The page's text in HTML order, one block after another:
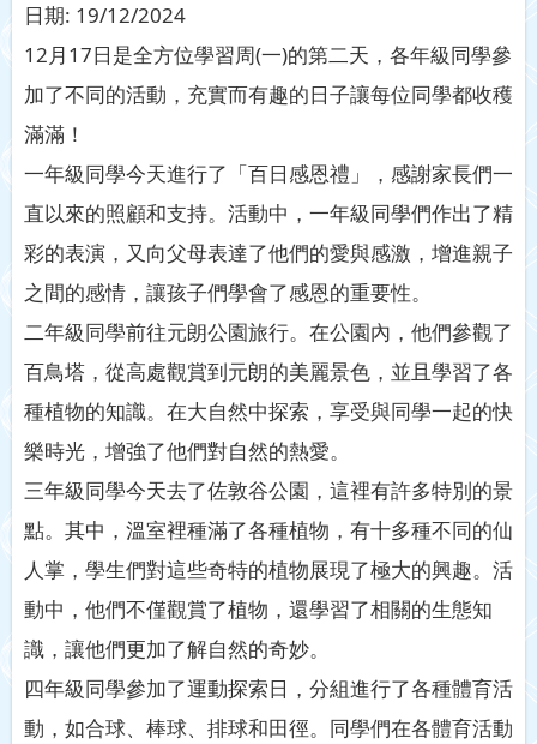
日期: 19/12/2024
12月17日是全方位學習周(一)的第二天，各年級同學參
加了不同的活動，充實而有趣的日子讓每位同學都收穫
滿滿！
一年級同學今天進行了「百日感恩禮」，感謝家長們一
直以來的照顧和支持。活動中，一年級同學們作出了精
彩的表演，又向父母表達了他們的愛與感激，增進親子
之間的感情，讓孩子們學會了感恩的重要性。
二年級同學前往元朗公園旅行。在公園內，他們參觀了
百鳥塔，從高處觀賞到元朗的美麗景色，並且學習了各
種植物的知識。在大自然中探索，享受與同學一起的快
樂時光，增強了他們對自然的熱愛。
三年級同學今天去了佐敦谷公園，這裡有許多特別的景
點。其中，溫室裡種滿了各種植物，有十多種不同的仙
人掌，學生們對這些奇特的植物展現了極大的興趣。活
動中，他們不僅觀賞了植物，還學習了相關的生態知
識，讓他們更加了解自然的奇妙。
四年級同學參加了運動探索日，分組進行了各種體育活
動，如合球、棒球、排球和田徑。同學們在各體育活動